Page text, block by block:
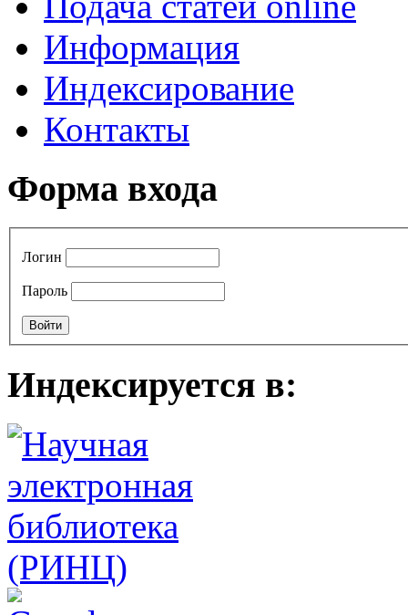
Информация
Индексирование
Контакты
Форма входа
Логин
Пароль
Индексируется в: